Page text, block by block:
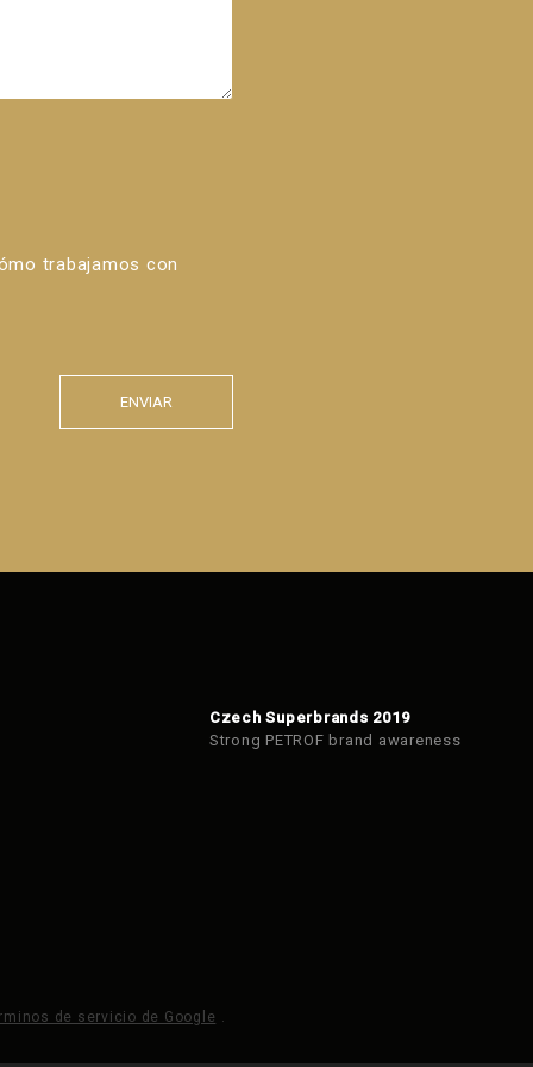
trabajamos con
ENVIAR
Czech Superbrands 2019
Strong PETROF brand awareness
de servicio de Google .